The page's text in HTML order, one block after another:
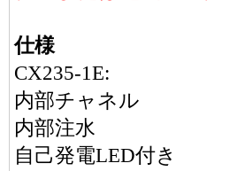
仕様
CX235-1E:
内部チャネル
内部注水
自己発電LED付き